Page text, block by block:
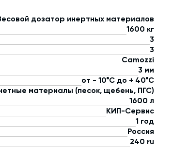
дозатор инертных материалов
1600 кг
3
3
Camozzi
3 мм
от - 10°С до + 40°С
материалы (песок, щебень, ПГС)
1600 л
КИП-Сервис
1 год
Россия
240 ru